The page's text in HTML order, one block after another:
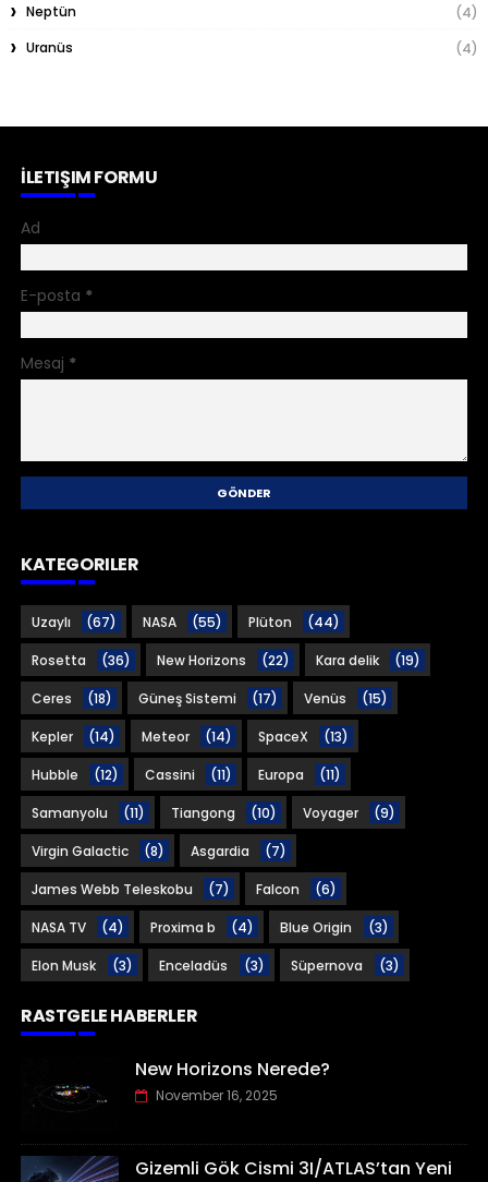
Neptün
(4)
Uranüs
(4)
İLETIŞIM FORMU
Ad
E-posta *
Mesaj *
KATEGORILER
Uzaylı (67) NASA (55) Plüton (44)
Rosetta (36) New Horizons (22) Kara delik (19)
Ceres (18) Güneş Sistemi (17) Venüs (15)
Kepler (14) Meteor (14) SpaceX (13)
Hubble (12) Cassini (11) Europa (11)
Samanyolu (11) Tiangong (10) Voyager (9)
Virgin Galactic (8) Asgardia (7)
James Webb Teleskobu (7) Falcon (6)
NASA TV (4) Proxima b (4) Blue Origin (3)
Elon Musk (3) Enceladüs (3) Süpernova (3)
RASTGELE HABERLER
New Horizons Nerede?
November 16, 2025
Gizemli Gök Cismi 3I/ATLAS’tan Yeni